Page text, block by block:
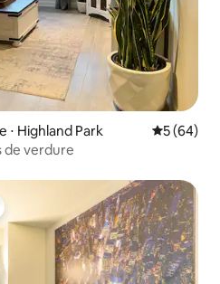
Highland Park
5 (64)
de verdure